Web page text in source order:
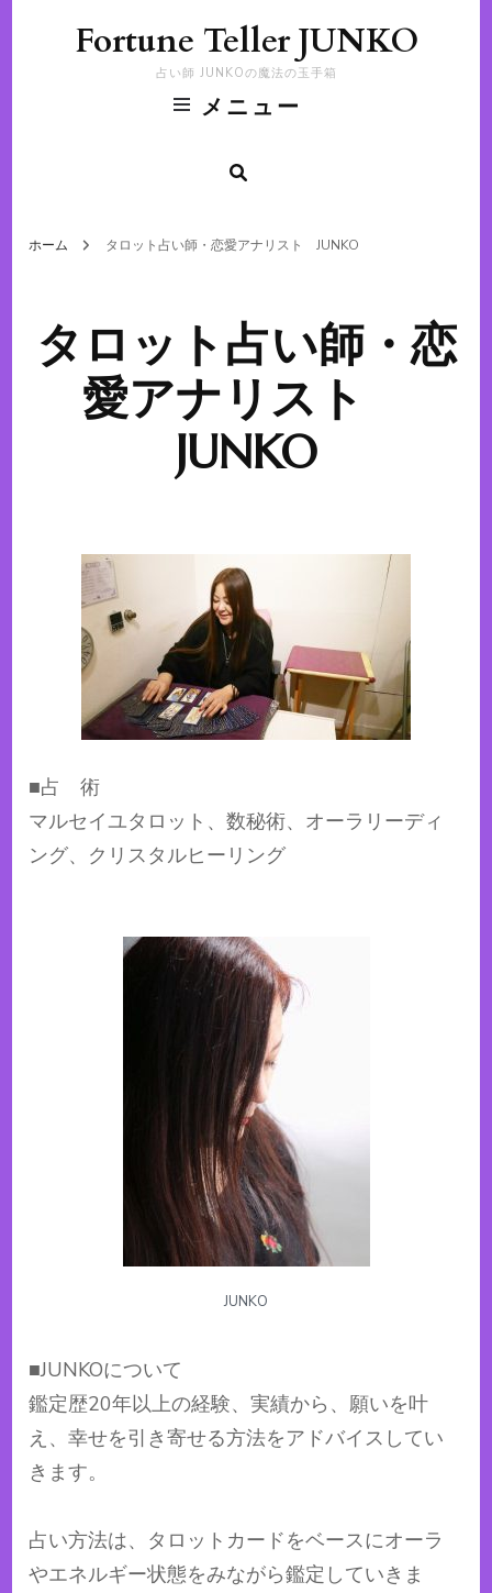
Fortune Teller JUNKO
占い師 JUNKOの魔法の玉手箱
メニュー
ホーム タロット占い師・恋愛アナリスト JUNKO
タロット占い師・恋
愛アナリスト
JUNKO
■占 術
マルセイユタロット、数秘術、オーラリーディ
ング、クリスタルヒーリング
JUNKO
​■JUNKOについて
鑑定歴20年以上の経験、実績から、願いを叶
え、幸せを引き寄せる方法をアドバイスしてい
きます。
占い方法は、タロットカードをベースにオーラ
やエネルギー状態をみながら鑑定していきま